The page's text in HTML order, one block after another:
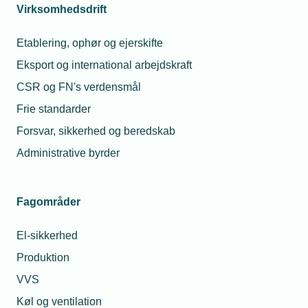
Virksomhedsdrift
Etablering, ophør og ejerskifte
Eksport og international arbejdskraft
CSR og FN's verdensmål
Frie standarder
Forsvar, sikkerhed og beredskab
Administrative byrder
Fagområder
El-sikkerhed
Produktion
VVS
Køl og ventilation
fortsætter i den rigtige retning til gavn for alle,
herunder de dygtige medarbejdere og fortsat er i
forlængelse af de ønsker Hardy har haft til et
generationsskifte, siger Morten Bondgaard Godsk.
Læs mere om virksomheden her:
Fornikling A/S (bf-fornikling.dk)
Læs mere om samme emne:
Generationsskifte